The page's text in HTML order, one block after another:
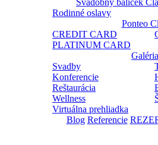
Svadobný balíček
Rodinné oslavy
Ponteo
CREDIT CARD
PLATINUM CARD
Galéria
Svadby
Konferencie
Reštaurácia
Wellness
Virtuálna prehliadka
Blog Referencie